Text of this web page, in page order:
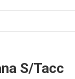
S/Tacc